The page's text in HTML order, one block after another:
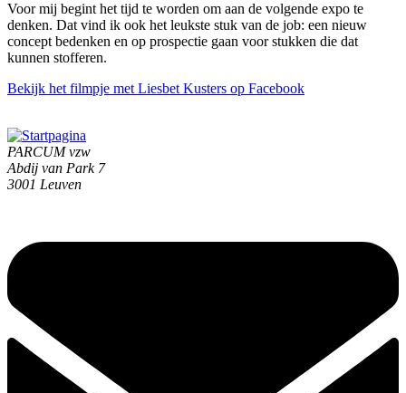
Voor mij begint het tijd te worden om aan de volgende expo te
denken. Dat vind ik ook het leukste stuk van de job: een nieuw
concept bedenken en op prospectie gaan voor stukken die dat
kunnen stofferen.
Bekijk het filmpje met Liesbet Kusters op Facebook
PARCUM vzw
Abdij van Park 7
3001 Leuven